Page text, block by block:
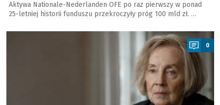
Aktywa Nationale-Nederlanden OFE po raz pierwszy w ponad
25-letniej historii funduszu przekroczyły próg 100 mld zł. …
a
0